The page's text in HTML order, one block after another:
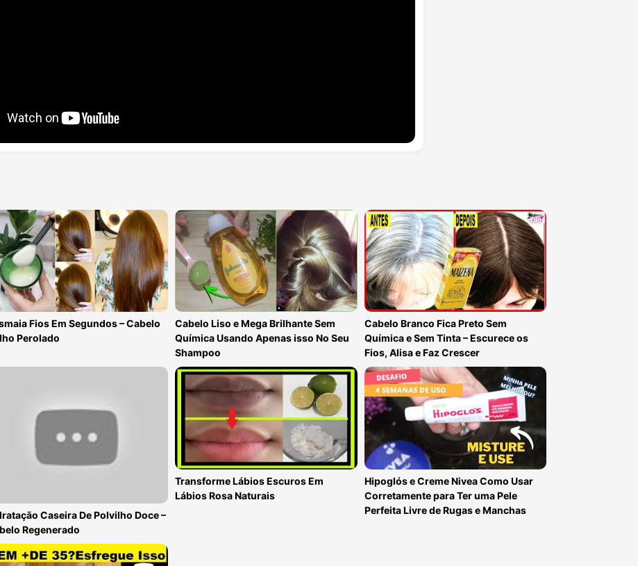
Fios Em Segundos – Cabelo
Perolado
Cabelo Liso e Mega Brilhante Sem
Química Usando Apenas isso No Seu
Shampoo
Cabelo Branco Fica Preto Sem
Química e Sem Tinta – Escurece os
Fios, Alisa e Faz Crescer
Caseira De Polvilho Doce –
Regenerado
Transforme Lábios Escuros Em
Lábios Rosa Naturais
Hipoglós e Creme Nivea Como Usar
Corretamente para Ter uma Pele
Perfeita Livre de Rugas e Manchas